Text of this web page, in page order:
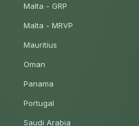
Malta - GRP
Malta - MRVP
Mauritius
Oman
Panama
Portugal
Saudi Arabia